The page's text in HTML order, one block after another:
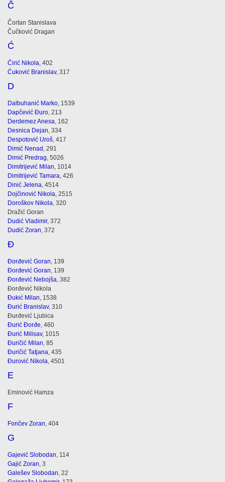
Č
Čortan Stanislava
Čučković Dragan
Ć
Ćirić Nikola, 402
Ćuković Branislav, 317
D
Dalbuhanić Marko, 1539
Dapčević Đuro, 213
Derdemez Anesa, 162
Desnica Dejan, 334
Despotović Uroš, 417
Dimić Nenad , 291
Dimić Predrag, 5026
Dimitrijević Milan, 1014
Dimitrijević Tamara, 426
Dinić Jelena, 4514
Dojčinović Nikola, 2515
Doroškov Nikola, 320
Dražić Goran
Dudić Vladimir, 372
Dudić Zoran, 372
Đ
Đorđević Goran, 139
Đorđević Goran, 139
Đorđević Nebojša, 382
Đorđević Nikola
Đukić Milan, 1538
Đurić Branislav, 310
Đurđević Ljubica
Đurić Đorđe, 460
Đurić Milisav, 1015
Đuričić Milan, 85
Đuričić Tatjana, 435
Đurović Nikola, 4501
E
Eminović Hamza
F
Fončev Zoran, 404
G
Gajević Slobodan, 114
Gajić Zoran, 3
Galešev Slobodan, 22